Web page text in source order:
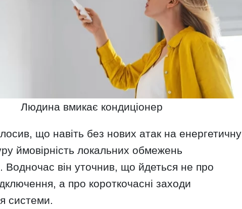
Людина вмикає кондиціонер
що навіть без нових атак на енергетичну
ймовірність локальних обмежень
Водночас він уточнив, що йдеться не про
а про короткочасні заходи
системи.